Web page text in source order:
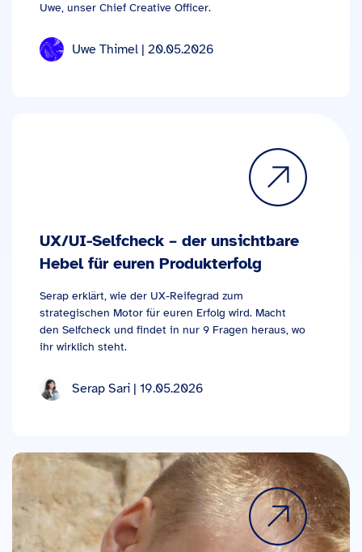
Uwe, unser Chief Creative Officer.
Uwe Thimel | 20.05.2026
UX/UI-Selfcheck – der unsichtbare
Hebel für euren Produkterfolg
Serap erklärt, wie der UX-Reifegrad zum
strategischen Motor für euren Erfolg wird. Macht
den Selfcheck und findet in nur 9 Fragen heraus, wo
ihr wirklich steht.
Serap Sari | 19.05.2026